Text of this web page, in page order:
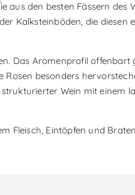
aus den besten Fässern des
Kalksteinböden, die diesen
Das Aromenprofil
besonders
Wein mit einem
Fleisch, Eintöpfen und